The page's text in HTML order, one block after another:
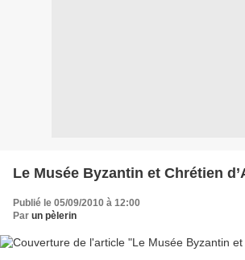
Le Musée Byzantin et Chrétien
Publié le 05/09/2010 à 12:00
Par un pèlerin